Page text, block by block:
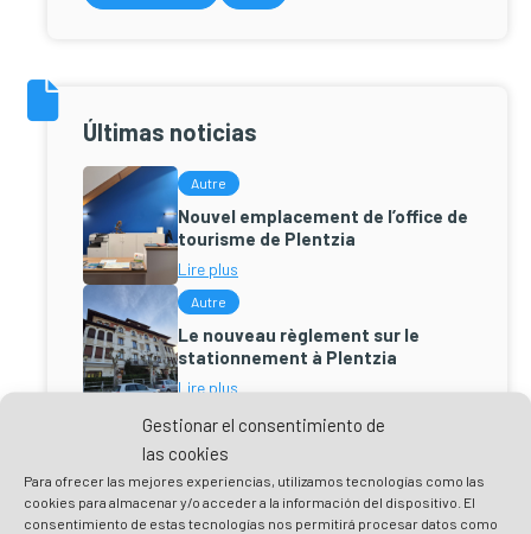
Gestionar el consentimiento de
las cookies
Para ofrecer las mejores experiencias, utilizamos tecnologías como las
cookies para almacenar y/o acceder a la información del dispositivo. El
consentimiento de estas tecnologías nos permitirá procesar datos como
Últimas noticias
Autre
Nouvel emplacement de l’office de
tourisme de Plentzia
Lire plus
Autre
Le nouveau règlement sur le
stationnement à Plentzia
Lire plus
Culture Autre
Nouveau plan de la Villa de
Plentzia
Lire plus